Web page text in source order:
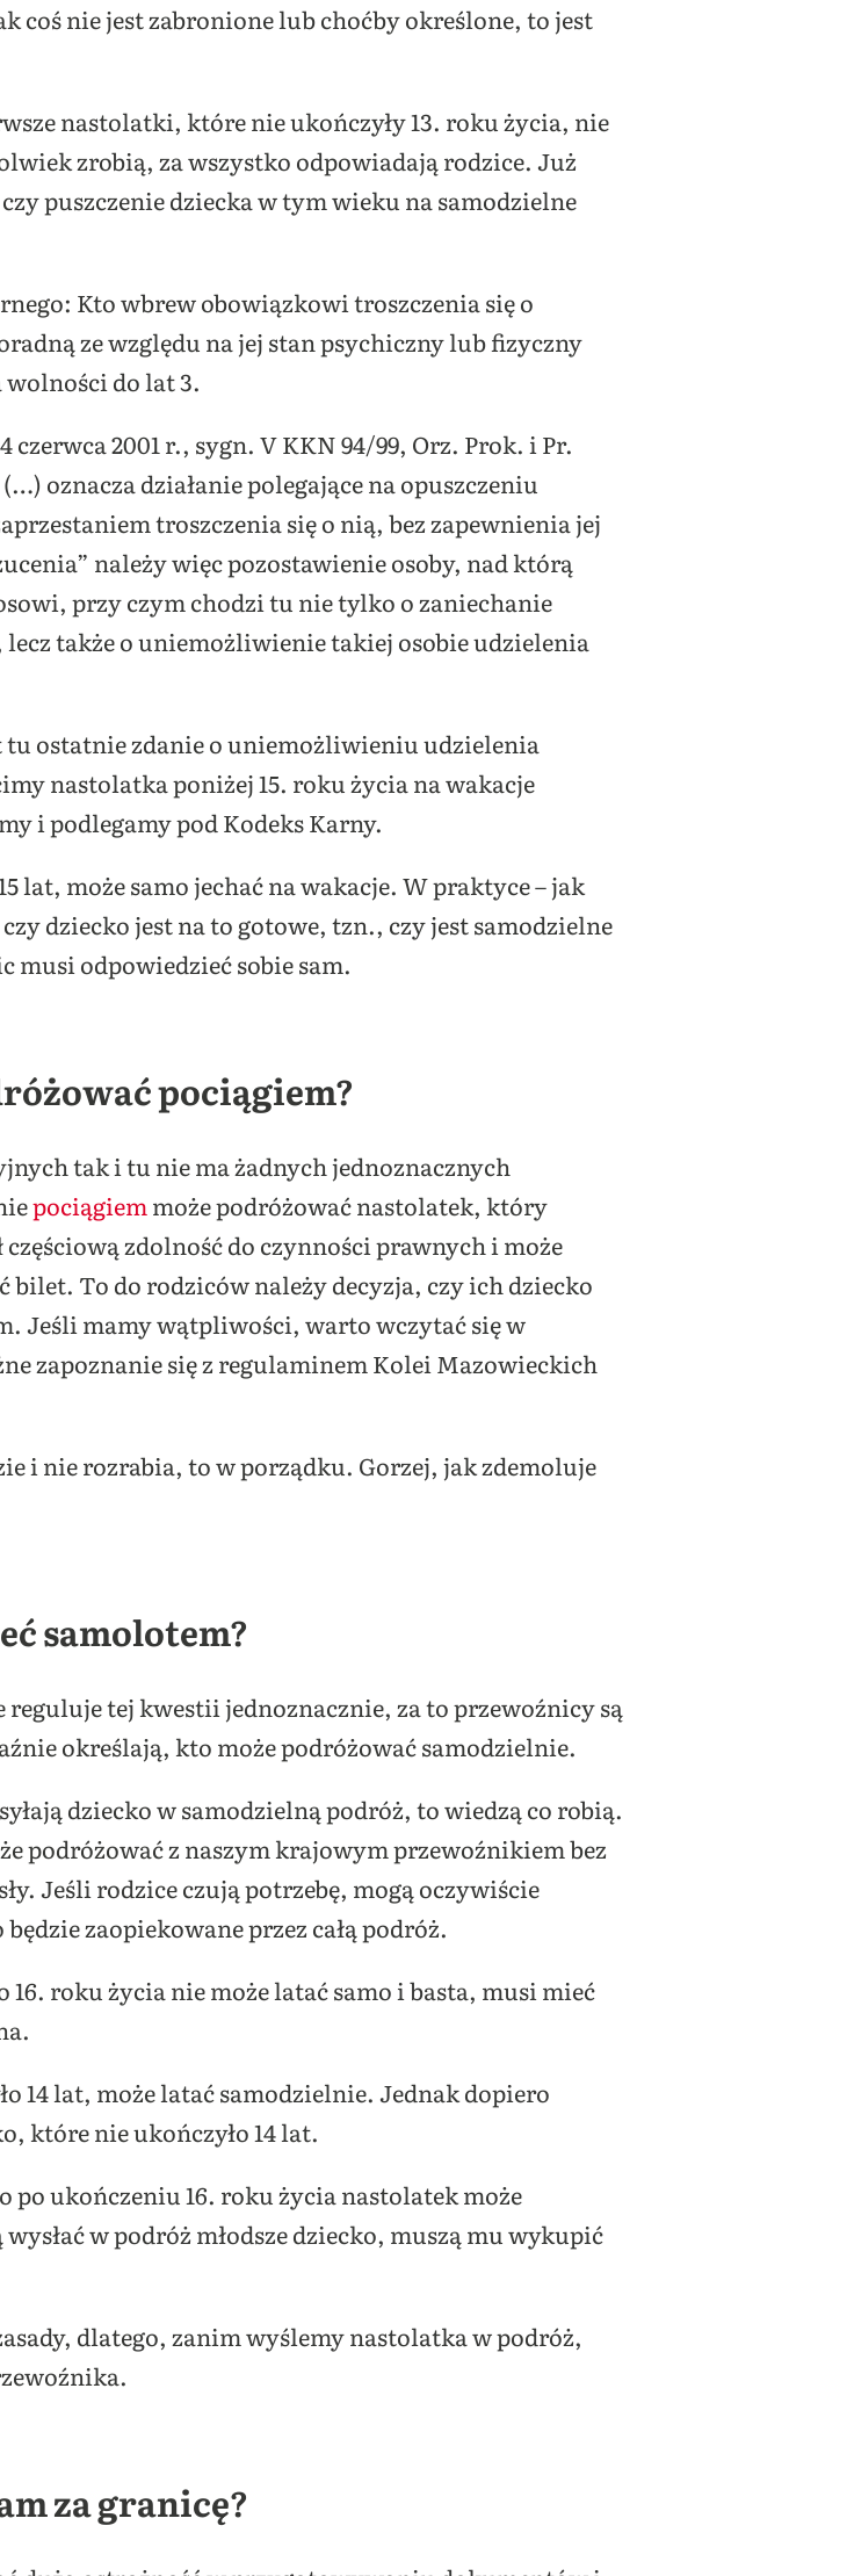
coś nie jest zabronione lub choćby określone, to jest
nastolatki, które nie ukończyły 13. roku życia, nie
zrobią, za wszystko odpowiadają rodzice. Już
puszczenie dziecka w tym wieku na samodzielne
Kto wbrew obowiązkowi troszczenia się o
ze względu na jej stan psychiczny lub fizyczny
wolności do lat 3.
2001 r., sygn. V KKN 94/99, Orz. Prok. i Pr.
oznacza działanie polegające na opuszczeniu
troszczenia się o nią, bez zapewnienia jej
należy więc pozostawienie osoby, nad którą
przy czym chodzi tu nie tylko o zaniechanie
także o uniemożliwienie takiej osobie udzielenia
ostatnie zdanie o uniemożliwieniu udzielenia
nastolatka poniżej 15. roku życia na wakacje
i podlegamy pod Kodeks Karny.
lat, może samo jechać na wakacje. W praktyce – jak
dziecko jest na to gotowe, tzn., czy jest samodzielne
odpowiedzieć sobie sam.
pociągiem?
tak i tu nie ma żadnych jednoznacznych
pociągiemmoże podróżować nastolatek, który
częściową zdolność do czynności prawnych i może
To do rodziców należy decyzja, czy ich dziecko
Jeśli mamy wątpliwości, warto wczytać się w
zapoznanie się z regulaminem Kolei Mazowieckich
i nie rozrabia, to w porządku. Gorzej, jak zdemoluje
samolotem?
tej kwestii jednoznacznie, za to przewoźnicy są
określają, kto może podróżować samodzielnie.
dziecko w samodzielną podróż, to wiedzą co robią.
podróżować z naszym krajowym przewoźnikiem bez
Jeśli rodzice czują potrzebę, mogą oczywiście
zaopiekowane przez całą podróż.
16. roku życia nie może latać samo i basta, musi mieć
14 lat, może latać samodzielnie. Jednak dopiero
które nie ukończyło 14 lat.
po ukończeniu 16. roku życia nastolatek może
w podróż młodsze dziecko, muszą mu wykupić
dlatego, zanim wyślemy nastolatka w podróż,
za granicę?